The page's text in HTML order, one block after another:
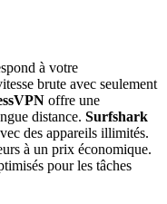
à votre
brute avec seulement
offre une
distance. Surfshark
des appareils illimités.
à un prix économique.
pour les tâches